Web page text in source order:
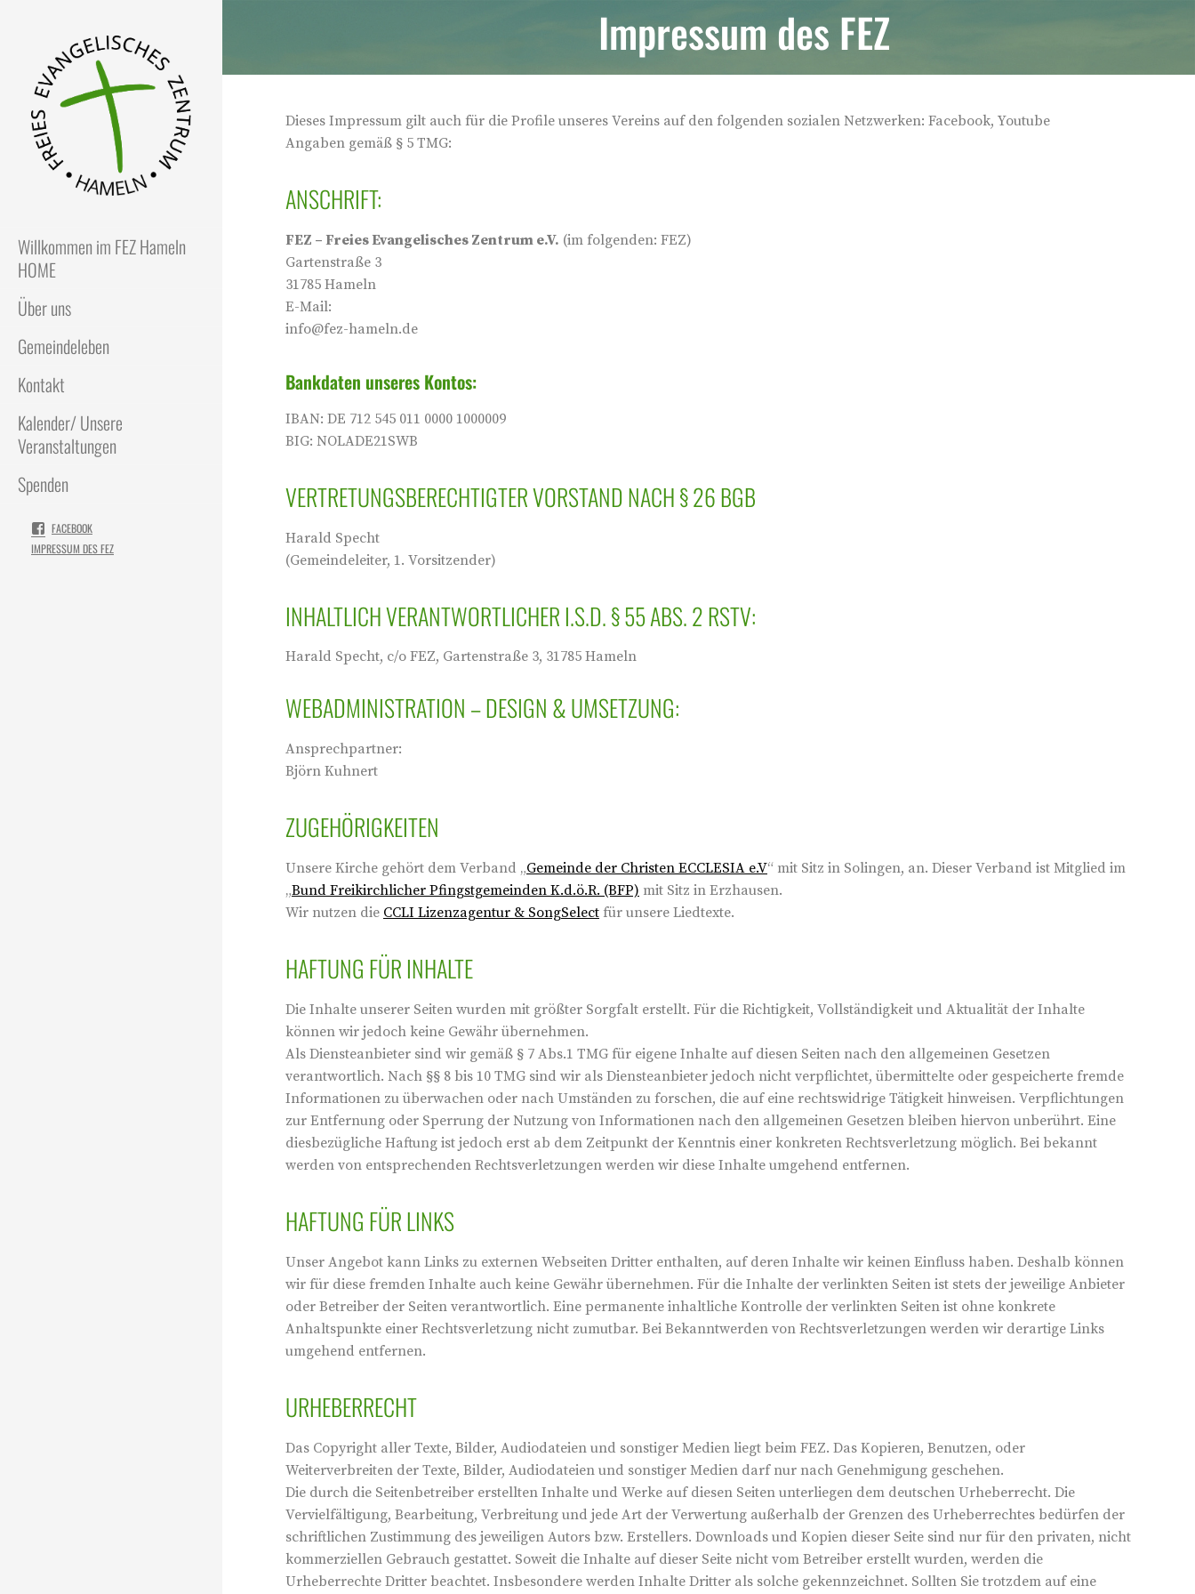
Willkommen im FEZ Hameln
HOME
Über uns
Gemeindeleben
Kontakt
Kalender/ Unsere
Veranstaltungen
Spenden
FACEBOOK
IMPRESSUM DES FEZ
Impressum des FEZ
Dieses Impressum gilt auch für die Profile unseres Vereins auf den folgenden sozialen Netzwerken: Facebook, Youtube
Angaben gemäß § 5 TMG:
ANSCHRIFT:
FEZ – Freies Evangelisches Zentrum e.V. (im folgenden: FEZ)
Gartenstraße 3
31785 Hameln
E-Mail:
info@fez-hameln.de
Bankdaten unseres Kontos:
IBAN: DE 712 545 011 0000 1000009
BIG: NOLADE21SWB
VERTRETUNGSBERECHTIGTER VORSTAND NACH § 26 BGB
Harald Specht
(Gemeindeleiter, 1. Vorsitzender)
INHALTLICH VERANTWORTLICHER I.S.D. § 55 ABS. 2 RSTV:
Harald Specht, c/o FEZ, Gartenstraße 3, 31785 Hameln
WEBADMINISTRATION – DESIGN & UMSETZUNG:
Ansprechpartner:
Björn Kuhnert
ZUGEHÖRIGKEITEN
Unsere Kirche gehört dem Verband „Gemeinde der Christen ECCLESIA e.V“ mit Sitz in Solingen, an. Dieser Verband ist Mitglied im
„Bund Freikirchlicher Pfingstgemeinden K.d.ö.R. (BFP) mit Sitz in Erzhausen.
Wir nutzen die CCLI Lizenzagentur & SongSelect für unsere Liedtexte.
HAFTUNG FÜR INHALTE
Die Inhalte unserer Seiten wurden mit größter Sorgfalt erstellt. Für die Richtigkeit, Vollständigkeit und Aktualität der Inhalte
können wir jedoch keine Gewähr übernehmen.
Als Diensteanbieter sind wir gemäß § 7 Abs.1 TMG für eigene Inhalte auf diesen Seiten nach den allgemeinen Gesetzen
verantwortlich. Nach §§ 8 bis 10 TMG sind wir als Diensteanbieter jedoch nicht verpflichtet, übermittelte oder gespeicherte fremde
Informationen zu überwachen oder nach Umständen zu forschen, die auf eine rechtswidrige Tätigkeit hinweisen. Verpflichtungen
zur Entfernung oder Sperrung der Nutzung von Informationen nach den allgemeinen Gesetzen bleiben hiervon unberührt. Eine
diesbezügliche Haftung ist jedoch erst ab dem Zeitpunkt der Kenntnis einer konkreten Rechtsverletzung möglich. Bei bekannt
werden von entsprechenden Rechtsverletzungen werden wir diese Inhalte umgehend entfernen.
HAFTUNG FÜR LINKS
Unser Angebot kann Links zu externen Webseiten Dritter enthalten, auf deren Inhalte wir keinen Einfluss haben. Deshalb können
wir für diese fremden Inhalte auch keine Gewähr übernehmen. Für die Inhalte der verlinkten Seiten ist stets der jeweilige Anbieter
oder Betreiber der Seiten verantwortlich. Eine permanente inhaltliche Kontrolle der verlinkten Seiten ist ohne konkrete
Anhaltspunkte einer Rechtsverletzung nicht zumutbar. Bei Bekanntwerden von Rechtsverletzungen werden wir derartige Links
umgehend entfernen.
URHEBERRECHT
Das Copyright aller Texte, Bilder, Audiodateien und sonstiger Medien liegt beim FEZ. Das Kopieren, Benutzen, oder
Weiterverbreiten der Texte, Bilder, Audiodateien und sonstiger Medien darf nur nach Genehmigung geschehen.
Die durch die Seitenbetreiber erstellten Inhalte und Werke auf diesen Seiten unterliegen dem deutschen Urheberrecht. Die
Vervielfältigung, Bearbeitung, Verbreitung und jede Art der Verwertung außerhalb der Grenzen des Urheberrechtes bedürfen der
schriftlichen Zustimmung des jeweiligen Autors bzw. Erstellers. Downloads und Kopien dieser Seite sind nur für den privaten, nicht
kommerziellen Gebrauch gestattet. Soweit die Inhalte auf dieser Seite nicht vom Betreiber erstellt wurden, werden die
Urheberrechte Dritter beachtet. Insbesondere werden Inhalte Dritter als solche gekennzeichnet. Sollten Sie trotzdem auf eine